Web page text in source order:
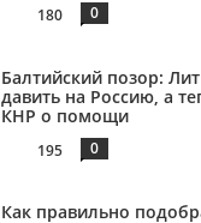
180 0
Балтийский позор:
давить на Россию, а
КНР о помощи
195 0
Как правильно